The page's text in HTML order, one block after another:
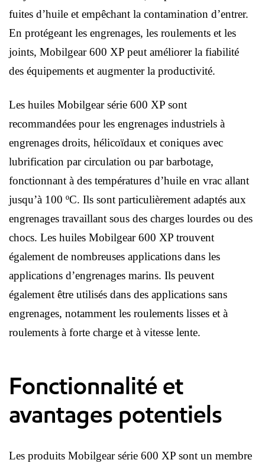
fuites d’huile et empêchant la contamination d’entrer.
En protégeant les engrenages, les roulements et les
joints, Mobilgear 600 XP peut améliorer la fiabilité
des équipements et augmenter la productivité.
Les huiles Mobilgear série 600 XP sont
recommandées pour les engrenages industriels à
engrenages droits, hélicoïdaux et coniques avec
lubrification par circulation ou par barbotage,
fonctionnant à des températures d’huile en vrac allant
jusqu’à 100 ºC. Ils sont particulièrement adaptés aux
engrenages travaillant sous des charges lourdes ou des
chocs. Les huiles Mobilgear 600 XP trouvent
également de nombreuses applications dans les
applications d’engrenages marins. Ils peuvent
également être utilisés dans des applications sans
engrenages, notamment les roulements lisses et à
roulements à forte charge et à vitesse lente.
Fonctionnalité et
avantages potentiels
Les produits Mobilgear série 600 XP sont un membre